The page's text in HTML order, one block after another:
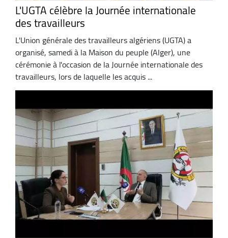
L'UGTA célèbre la Journée internationale
des travailleurs
L'Union générale des travailleurs algériens (UGTA) a
organisé, samedi à la Maison du peuple (Alger), une
cérémonie à l'occasion de la Journée internationale des
travailleurs, lors de laquelle les acquis ...